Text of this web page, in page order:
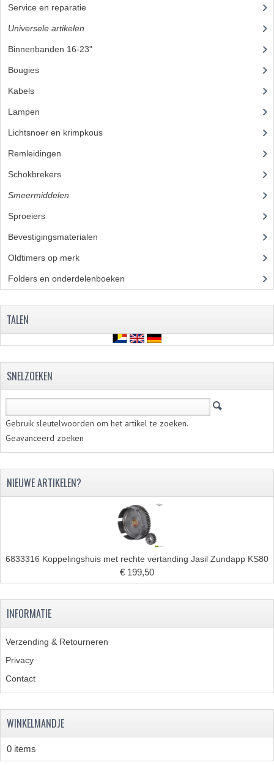
Service en reparatie
Universele artikelen
Binnenbanden 16-23"
Bougies
Kabels
Lampen
Lichtsnoer en krimpkous
Remleidingen
Schokbrekers
Smeermiddelen
Sproeiers
Bevestigingsmaterialen
Oldtimers op merk
Folders en onderdelenboeken
TALEN
SNELZOEKEN
Gebruik sleutelwoorden om het artikel te zoeken.
Geavanceerd zoeken
NIEUWE ARTIKELEN?
6833316 Koppelingshuis met rechte vertanding Jasil Zundapp KS80
€ 199,50
INFORMATIE
Verzending & Retourneren
Privacy
Contact
WINKELMANDJE
0 items